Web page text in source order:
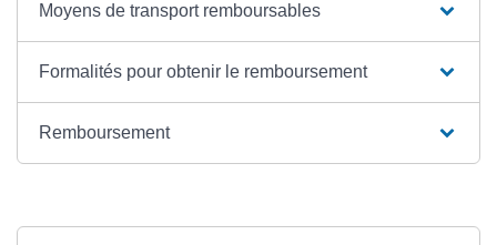
Moyens de transport remboursables
Formalités pour obtenir le remboursement
Remboursement